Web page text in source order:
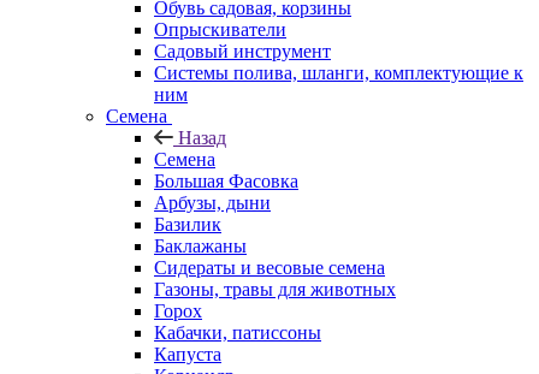
Обувь садовая, корзины
Опрыскиватели
Садовый инструмент
Системы полива, шланги, комплектующие к
ним
Семена
Назад
Семена
Большая Фасовка
Арбузы, дыни
Базилик
Баклажаны
Сидераты и весовые семена
Газоны, травы для животных
Горох
Кабачки, патиссоны
Капуста